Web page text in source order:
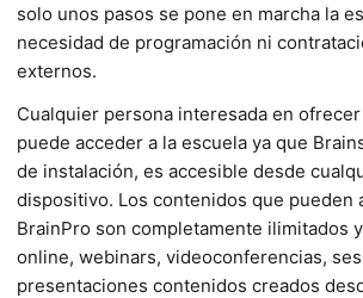
solo unos pasos se pone en marcha la
necesidad de programación ni
externos.
Cualquier persona interesada en
puede acceder a la escuela ya que
de instalación, es accesible desde
dispositivo. Los contenidos que pueden
BrainPro son completamente ilimitados
online, webinars, videoconferencias,
presentaciones contenidos creados